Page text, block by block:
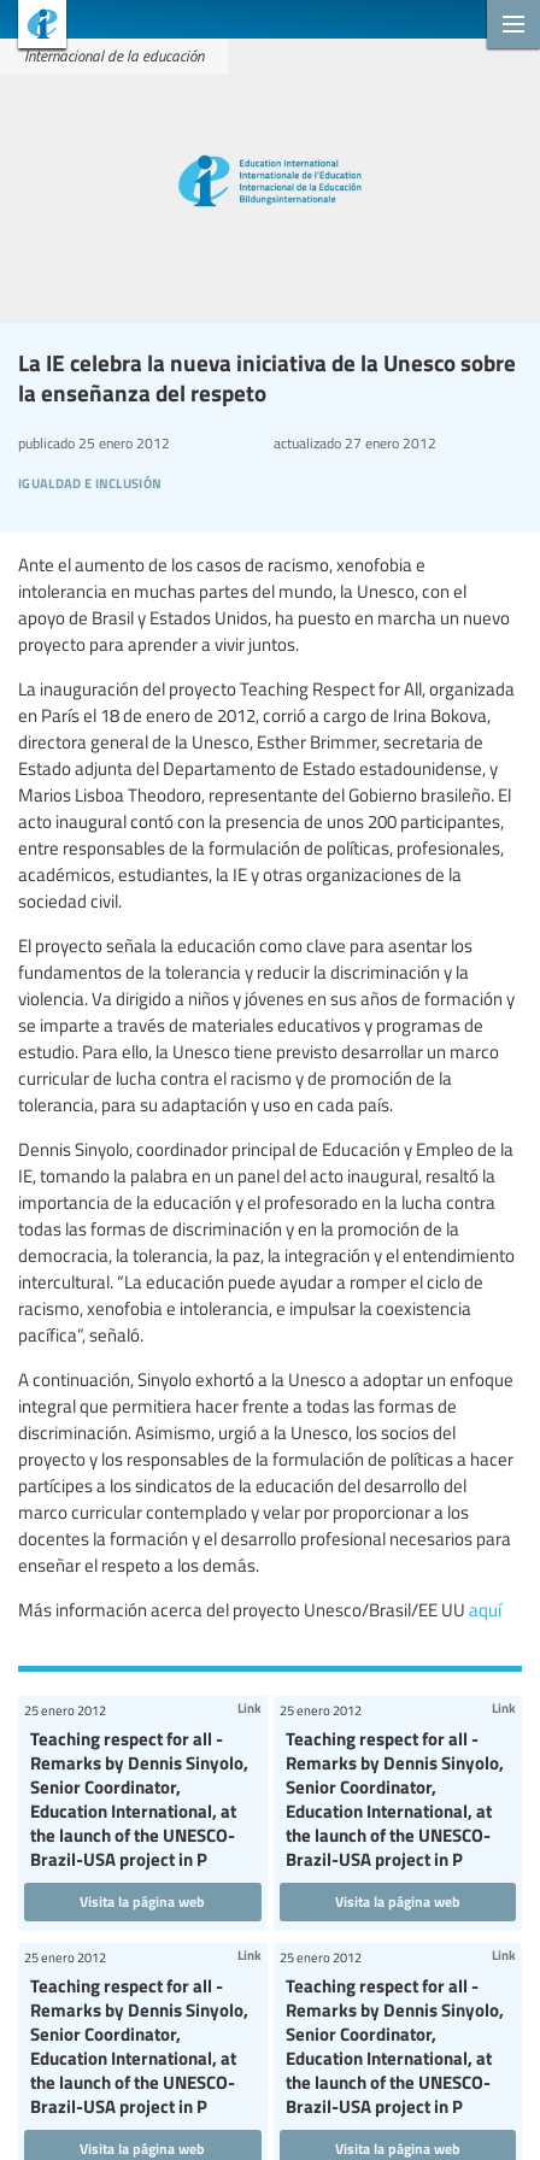
Internacional de la educación
La IE celebra la nueva iniciativa de la Unesco sobre
la enseñanza del respeto
igualdad e inclusión
publicado 25 enero 2012 actualizado27 enero 2012
Ante el aumento de los casos de racismo, xenofobia e
intolerancia en muchas partes del mundo, la Unesco, con el
apoyo de Brasil y Estados Unidos, ha puesto en marcha un nuevo
proyecto para aprender a vivir juntos.
La inauguración del proyecto Teaching Respect for All, organizada
en París el 18 de enero de 2012, corrió a cargo de Irina Bokova,
directora general de la Unesco, Esther Brimmer, secretaria de
Estado adjunta del Departamento de Estado estadounidense, y
Marios Lisboa Theodoro, representante del Gobierno brasileño. El
acto inaugural contó con la presencia de unos 200 participantes,
entre responsables de la formulación de políticas, profesionales,
académicos, estudiantes, la IE y otras organizaciones de la
sociedad civil.
El proyecto señala la educación como clave para asentar los
fundamentos de la tolerancia y reducir la discriminación y la
violencia. Va dirigido a niños y jóvenes en sus años de formación y
se imparte a través de materiales educativos y programas de
estudio. Para ello, la Unesco tiene previsto desarrollar un marco
curricular de lucha contra el racismo y de promoción de la
tolerancia, para su adaptación y uso en cada país.
Dennis Sinyolo, coordinador principal de Educación y Empleo de la
IE, tomando la palabra en un panel del acto inaugural, resaltó la
importancia de la educación y el profesorado en la lucha contra
todas las formas de discriminación y en la promoción de la
democracia, la tolerancia, la paz, la integración y el entendimiento
intercultural. “La educación puede ayudar a romper el ciclo de
racismo, xenofobia e intolerancia, e impulsar la coexistencia
pacífica”, señaló.
A continuación, Sinyolo exhortó a la Unesco a adoptar un enfoque
integral que permitiera hacer frente a todas las formas de
discriminación. Asimismo, urgió a la Unesco, los socios del
proyecto y los responsables de la formulación de políticas a hacer
partícipes a los sindicatos de la educación del desarrollo del
marco curricular contemplado y velar por proporcionar a los
docentes la formación y el desarrollo profesional necesarios para
enseñar el respeto a los demás.
Más información acerca del proyecto Unesco/Brasil/EE UU aquí
Teaching respect for all -
Remarks by Dennis Sinyolo,
Senior Coordinator,
Education International, at
the launch of the UNESCO-
Brazil-USA project in P
25 enero 2012 Link
Visita la página web
Teaching respect for all -
Remarks by Dennis Sinyolo,
Senior Coordinator,
Education International, at
the launch of the UNESCO-
Brazil-USA project in P
25 enero 2012 Link
Visita la página web
Teaching respect for all -
Remarks by Dennis Sinyolo,
Senior Coordinator,
Education International, at
the launch of the UNESCO-
Brazil-USA project in P
25 enero 2012 Link
Visita la página web
Teaching respect for all -
Remarks by Dennis Sinyolo,
Senior Coordinator,
Education International, at
the launch of the UNESCO-
Brazil-USA project in P
25 enero 2012 Link
Visita la página web